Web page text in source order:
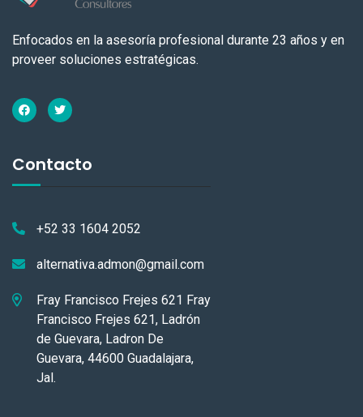
Enfocados en la asesoría profesional durante 23 años y en
proveer soluciones estratégicas.
Contacto
+52 33 1604 2052
alternativa.admon@gmail.com
Fray Francisco Frejes 621 Fray
Francisco Frejes 621, Ladrón
de Guevara, Ladron De
Guevara, 44600 Guadalajara,
Jal.